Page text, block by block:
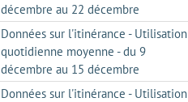
décembre au 22 décembre
Données sur l'itinérance - Utilisation
quotidienne moyenne - du 9
décembre au 15 décembre
Données sur l'itinérance - Utilisation